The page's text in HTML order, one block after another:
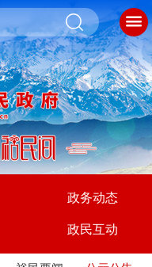
政务动态
政民互动